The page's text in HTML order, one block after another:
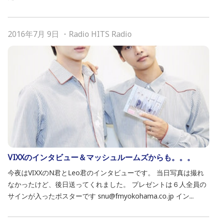
2016年7月 9日 ・ Radio HITS Radio
VIXXのインタビュー＆マッシュルームズからも。。。
今夜はVIXXのN君とLeo君のインタビューです。 当日写真は撮れ
なかったけど、後日送ってくれました。 プレゼントは６人全員の
サインが入ったポスターです snu@fmyokohama.co.jp イン...